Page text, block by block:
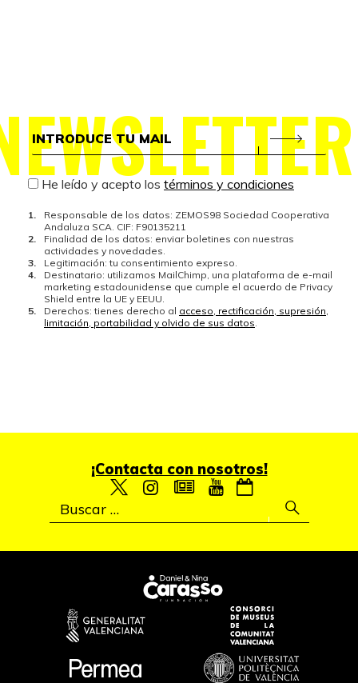
He leído y acepto los términos y condiciones
Responsable de los datos: ZEMOS98 Sociedad Cooperativa
Andaluza SCA. CIF: F90135211
Finalidad de los datos: enviar boletines con nuestras
actividades y novedades.
Legitimación: tu consentimiento expreso.
Destinatario: utilizamos MailChimp, una plataforma de e-mail
marketing estadounidense que cumple el acuerdo de Privacy
Shield entre la UE y EEUU.
Derechos: tienes derecho al acceso, rectificación, supresión,
limitación, portabilidad y olvido de sus datos
¡Contacta con nosotros!